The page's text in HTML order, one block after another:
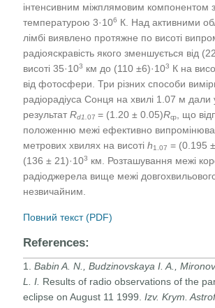
інтенсивним міжплямовим компонентом
температурою 3·106 К. Над активними
лімбі виявлено протяжне по висоті
радіояскравість якого зменшується від
висоті 35·103 км до (110 ±6)·103 К на
від фотосфери. Три різних способи
радіорадіуса Сонця на хвилі 1.07 м дали
результатRd1.07= (1.20 ± 0.05)Rȹ
, що
положенню межі ефективно
метрових хвилях на висотіh1.07 = (0.195
(136 ± 21)·103 км. Розташування межі
радіоджерела вище межі
незвичайним.
Повний текст (PDF)
References:
1.Babin A. N., Budzinovskaya I. A.,
L. I. Results of radio observations of the
eclipse on August 11 1999.Izv. Krym.